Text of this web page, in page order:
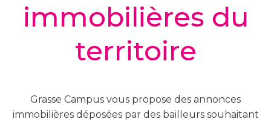
immobilières du
territoire
Grasse Campus vous propose des annonces
immobilières déposées par des bailleurs souhaitant